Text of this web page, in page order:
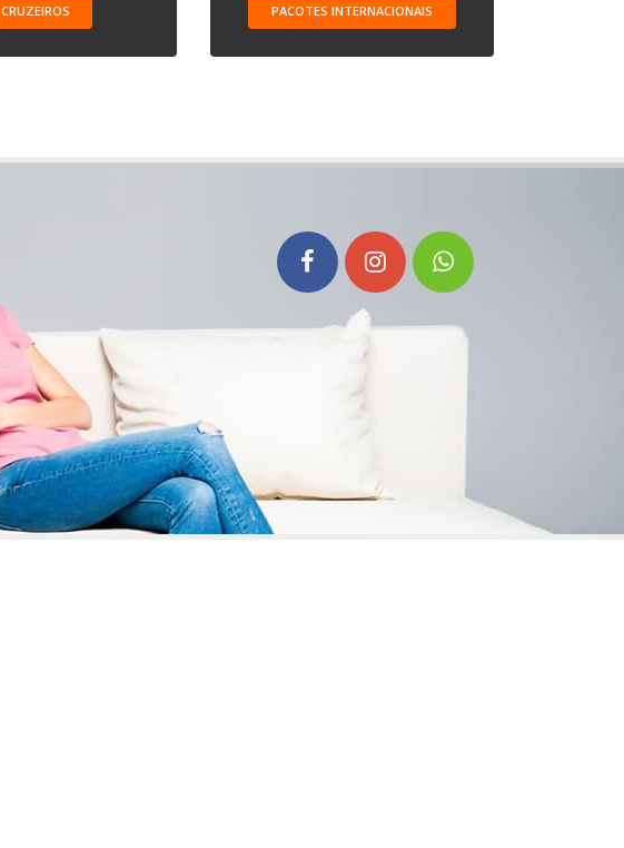
CRUZEIROS PACOTES INTERNACIONAIS